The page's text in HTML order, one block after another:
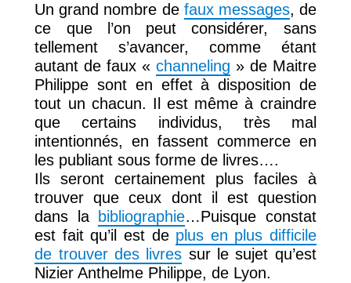
Un grand nombre de faux messages, de
ce que l’on peut considérer, sans
tellement s’avancer, comme étant
autant de faux « channeling » de Maitre
Philippe sont en effet à disposition de
tout un chacun. Il est même à craindre
que certains individus, très mal
intentionnés, en fassent commerce en
les publiant sous forme de livres….
Ils seront certainement plus faciles à
trouver que ceux dont il est question
dans la bibliographie…Puisque constat
est fait qu’il est de plus en plus difficile
de trouver des livres sur le sujet qu’est
Nizier Anthelme Philippe, de Lyon.